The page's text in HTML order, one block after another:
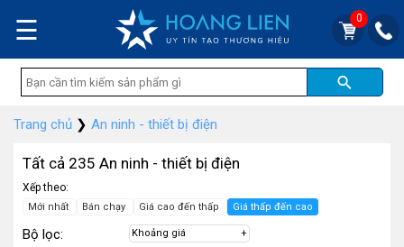
☰ 0
Trang chủ ❯ An ninh - thiết bị điện
Tất cả 235 An ninh - thiết bị điện
Xếp theo:
Mới nhất Bán chạy Giá cao đến thấp Giá thấp đến cao
Bộ lọc: Khoảng giá